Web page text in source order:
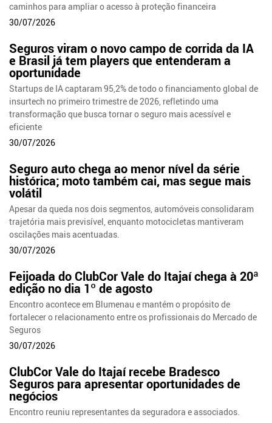
caminhos para ampliar o acesso à proteção financeira
30/07/2026
Seguros viram o novo campo de corrida da IA
e Brasil já tem players que entenderam a
oportunidade
Startups de IA captaram 95,2% de todo o financiamento global de
insurtech no primeiro trimestre de 2026, refletindo uma
transformação que busca tornar o seguro mais acessível e
eficiente
30/07/2026
Seguro auto chega ao menor nível da série
histórica; moto também cai, mas segue mais
volátil
Apesar da queda nos dois segmentos, automóveis consolidaram
trajetória mais previsível, enquanto motocicletas mantiveram
oscilações mais acentuadas.
30/07/2026
Feijoada do ClubCor Vale do Itajaí chega à 20ª
edição no dia 1º de agosto
Encontro acontece em Blumenau e mantém o propósito de
fortalecer o relacionamento entre os profissionais do Mercado de
Seguros
30/07/2026
ClubCor Vale do Itajaí recebe Bradesco
Seguros para apresentar oportunidades de
negócios
Encontro reuniu representantes da seguradora e associados.